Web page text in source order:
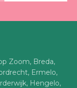
Zoom, Breda,
Ermelo,
Hengelo,